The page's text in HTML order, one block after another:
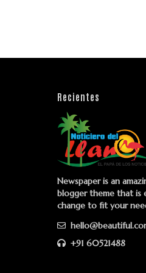
Recientes
Newspaper is an
blogger theme that is
change to fit your
+91 60521488